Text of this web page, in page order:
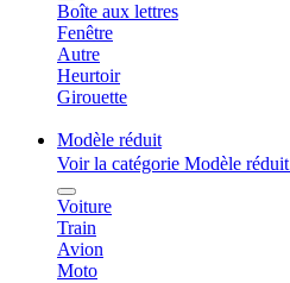
Boîte aux lettres
Fenêtre
Autre
Heurtoir
Girouette
Modèle réduit
Voir la catégorie Modèle réduit
Voiture
Train
Avion
Moto